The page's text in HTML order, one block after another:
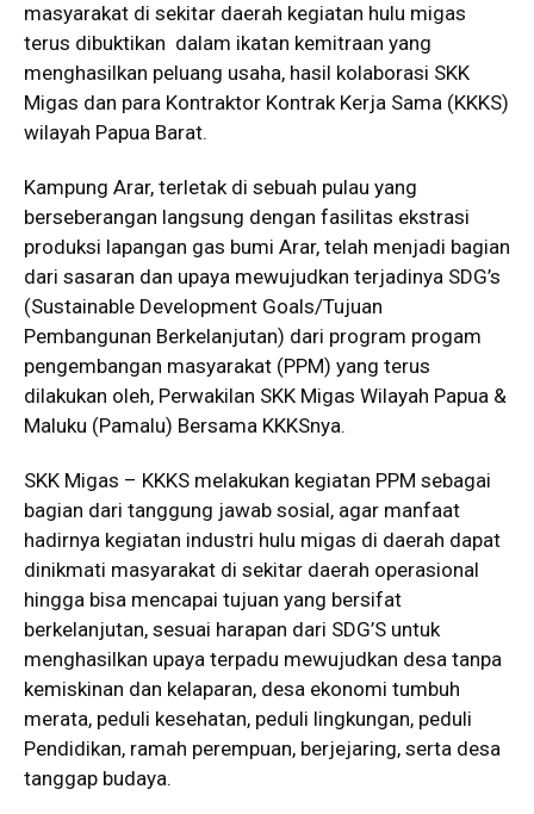
masyarakat di sekitar daerah kegiatan hulu migas
terus dibuktikan dalam ikatan kemitraan yang
menghasilkan peluang usaha, hasil kolaborasi SKK
Migas dan para Kontraktor Kontrak Kerja Sama (KKKS)
wilayah Papua Barat.
Kampung Arar, terletak di sebuah pulau yang
berseberangan langsung dengan fasilitas ekstrasi
produksi lapangan gas bumi Arar, telah menjadi bagian
dari sasaran dan upaya mewujudkan terjadinya SDG’s
(Sustainable Development Goals/Tujuan
Pembangunan Berkelanjutan) dari program progam
pengembangan masyarakat (PPM) yang terus
dilakukan oleh, Perwakilan SKK Migas Wilayah Papua &
Maluku (Pamalu) Bersama KKKSnya.
SKK Migas – KKKS melakukan kegiatan PPM sebagai
bagian dari tanggung jawab sosial, agar manfaat
hadirnya kegiatan industri hulu migas di daerah dapat
dinikmati masyarakat di sekitar daerah operasional
hingga bisa mencapai tujuan yang bersifat
berkelanjutan, sesuai harapan dari SDG’S untuk
menghasilkan upaya terpadu mewujudkan desa tanpa
kemiskinan dan kelaparan, desa ekonomi tumbuh
merata, peduli kesehatan, peduli lingkungan, peduli
Pendidikan, ramah perempuan, berjejaring, serta desa
tanggap budaya.